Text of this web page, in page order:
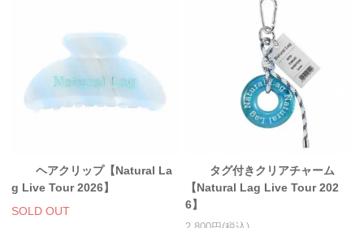
ヘアクリップ【Natural La
g Live Tour 2026】
SOLD OUT
タグ付きクリアチャーム
【Natural Lag Live Tour 202
6】